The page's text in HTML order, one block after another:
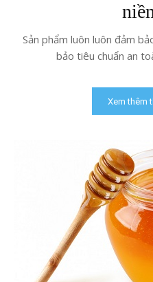
Sản phẩm luôn luôn đảm
bảo tiêu chuẩn an
Xem thêm